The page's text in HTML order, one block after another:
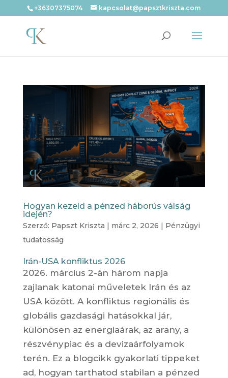
+36307375074 kapcsolat@papsztkriszta.com
Hogyan kezeld a pénzed háborús válság
idején?
Szerző: Papszt Kriszta | márc 2, 2026 | Pénzügyi
tudatosság
Irán-USA konfliktus 2026
2026. március 2-án három napja
zajlanak katonai műveletek Irán és az
USA között. A konfliktus regionális és
globális gazdasági hatásokkal jár,
különösen az energiaárak, az arany, a
részvénypiac és a devizaárfolyamok
terén. Ez a blogcikk gyakorlati tippeket
ad, hogyan tarthatod stabilan a pénzed